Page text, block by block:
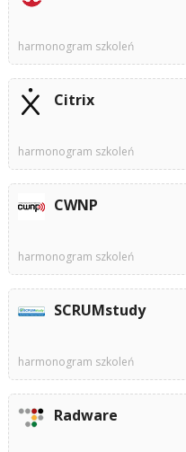
harmonogram szkoleń
Citrix
harmonogram szkoleń
CWNP
harmonogram szkoleń
SCRUMstudy
harmonogram szkoleń
Radware